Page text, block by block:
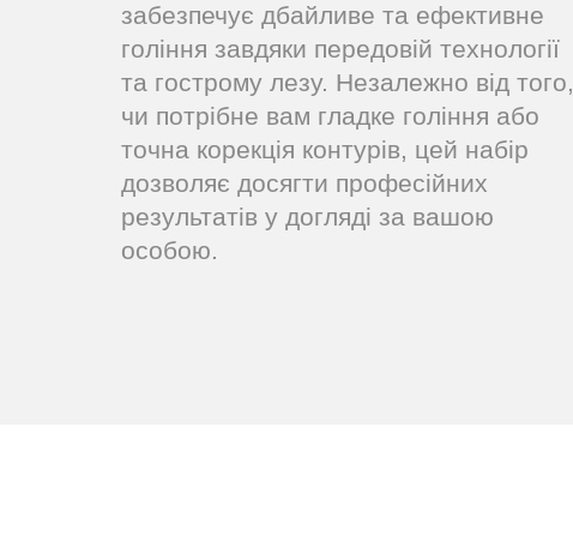
забезпечує дбайливе та ефективне
гоління завдяки передовій технології
та гострому лезу. Незалежно від того,
чи потрібне вам гладке гоління або
точна корекція контурів, цей набір
дозволяє досягти професійних
результатів у догляді за вашою
особою.